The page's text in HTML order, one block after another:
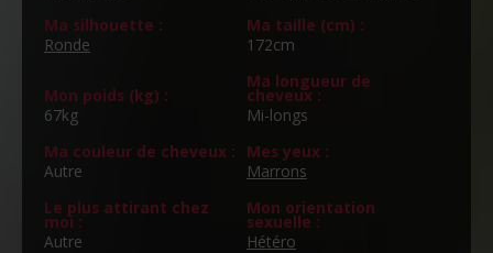
Ma silhouette :
Ronde
Ma taille (cm) :
172cm
Mon poids (kg) :
67kg
Ma longueur de
cheveux :
Mi-longs
Ma couleur de cheveux :
Autre
Mes yeux :
Marrons
Le plus attirant chez
moi :
Autre
Mon orientation
sexuelle :
Hétéro